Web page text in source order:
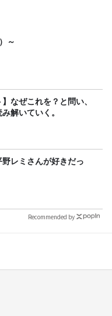
～
】なぜこれを？と問い、
解いていく。
レミさんが好きだっ
Recommended by